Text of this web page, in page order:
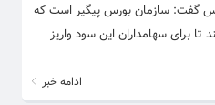
گفت: سازمان بورس پیگیر است که
تا برای سهامداران این سود واریز
ادامه خبر